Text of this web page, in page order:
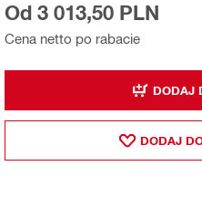
Cena netto po rabacie
Od 3 013,50 PLN
DODAJ
DODAJ